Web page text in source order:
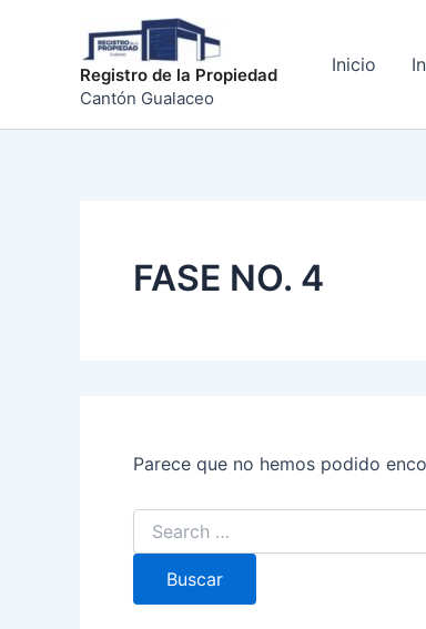
contenidoRegistro de la Propiedad
Cantón Gualaceo
Inicio
FASE NO. 4
Parece que no hemos podido
por: